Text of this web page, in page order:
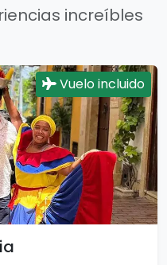
increíbles
Vuelo incluido